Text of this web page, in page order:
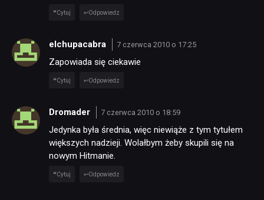
Cytuj Odpowiedz
elchupacabra 7 czerwca 2010 o 17:25
Zapowiada się ciekawie
Cytuj Odpowiedz
Dromader 7 czerwca 2010 o 18:59
Jedynka była średnia, więc niewiąże z tym tytułem
większych nadzieji. Wolałbym żeby skupili się na
nowym Hitmanie.
Cytuj Odpowiedz